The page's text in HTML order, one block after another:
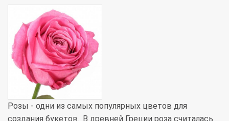
Розы - одни из самых популярных цветов для
создания букетов.. В древней Греции роза считалась